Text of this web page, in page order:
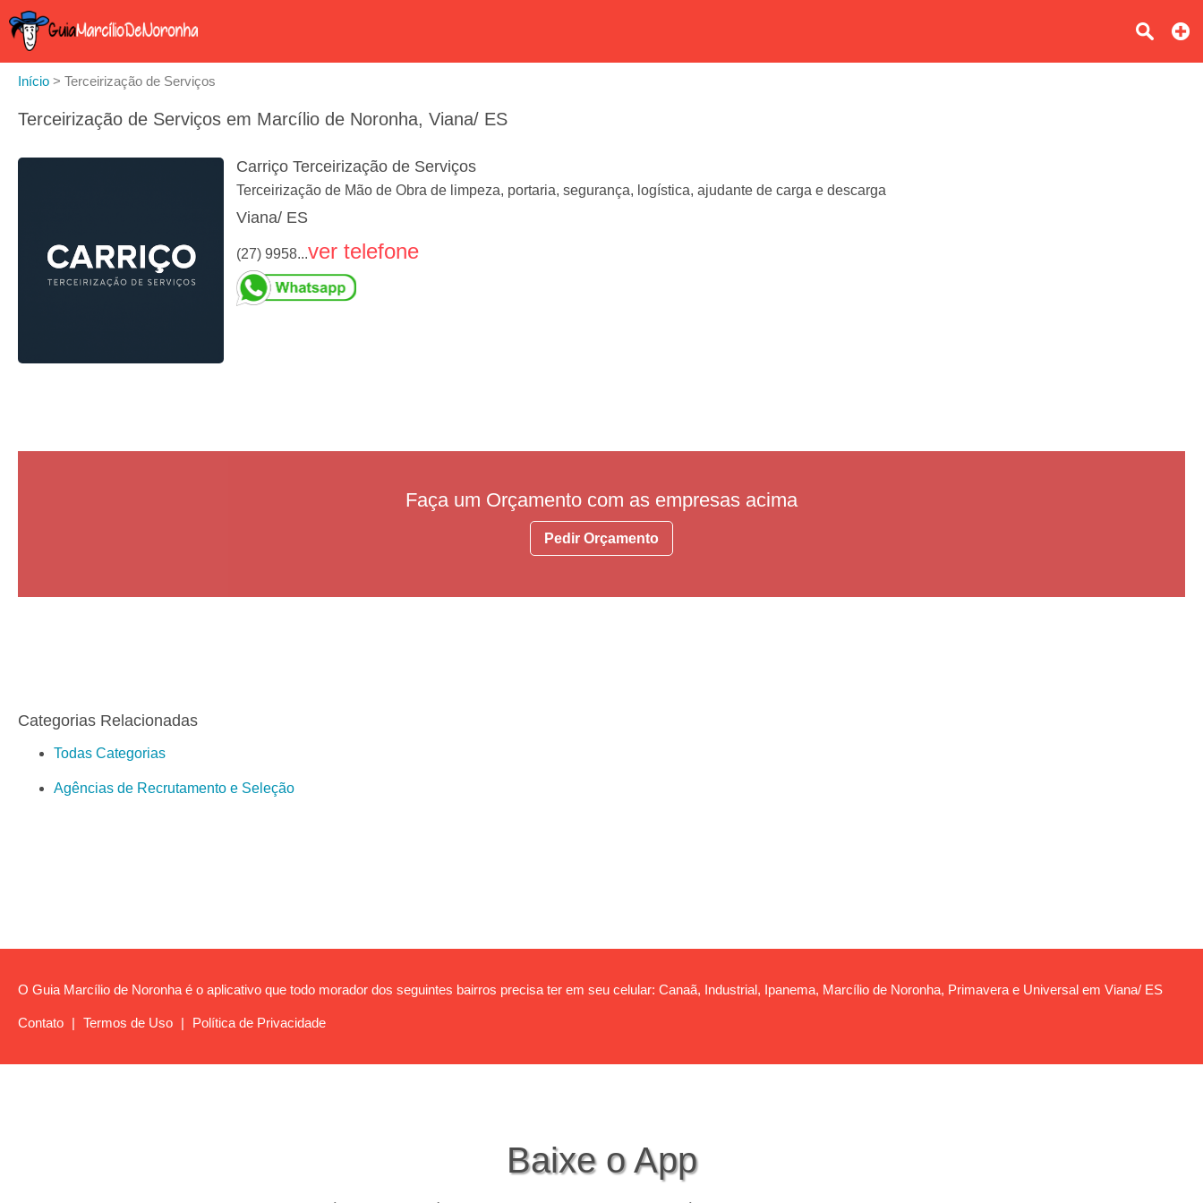
Início > Terceirização de Serviços
Terceirização de Serviços em Marcílio de Noronha, Viana/ ES
Carriço Terceirização de Serviços
Terceirização de Mão de Obra de limpeza, portaria, segurança, logística, ajudante de carga e descarga
Viana/ ES
(27) 9958...ver telefone
Faça um Orçamento com as empresas acima
Pedir Orçamento
Categorias Relacionadas
Todas Categorias
Agências de Recrutamento e Seleção
O Guia Marcílio de Noronha é o aplicativo que todo morador dos seguintes bairros precisa ter em seu celular: Canaã, Industrial, Ipanema, Marcílio de Noronha, Primavera e Universal em Viana/ ES
Contato | Termos de Uso | Política de Privacidade
Baixe o App